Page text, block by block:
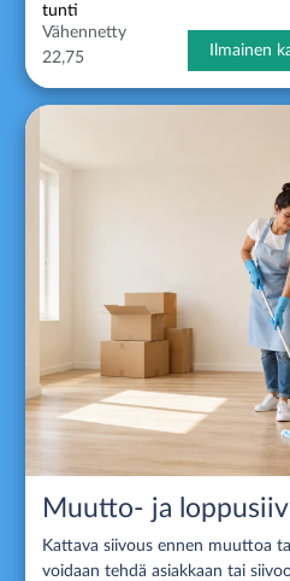
tunti
Vähennetty
22,75
Ilmainen
Muutto- ja
Kattava siivous ennen muuttoa
voidaan tehdä asiakkaan tai